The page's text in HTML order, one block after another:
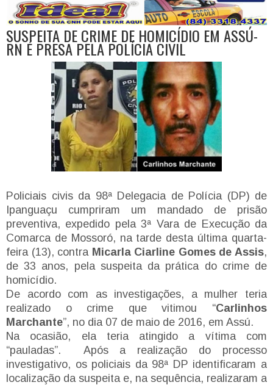
SUSPEITA DE CRIME DE HOMICÍDIO EM ASSÚ-
RN É PRESA PELA POLÍCIA CIVIL
Policiais civis da 98ª Delegacia de Polícia (DP) de
Ipanguaçu cumpriram um mandado de prisão
preventiva, expedido pela 3ª Vara de Execução da
Comarca de Mossoró, na tarde desta última quarta-
feira (13), contra Micarla Ciarline Gomes de Assis,
de 33 anos, pela suspeita da prática do crime de
homicídio.
De acordo com as investigações, a mulher teria
realizado o crime que vitimou “Carlinhos
Marchante”, no dia 07 de maio de 2016, em Assú.
Na ocasião, ela teria atingido a vítima com
“pauladas”. Após a realização do processo
investigativo, os policiais da 98ª DP identificaram a
localização da suspeita e, na sequência, realizaram a